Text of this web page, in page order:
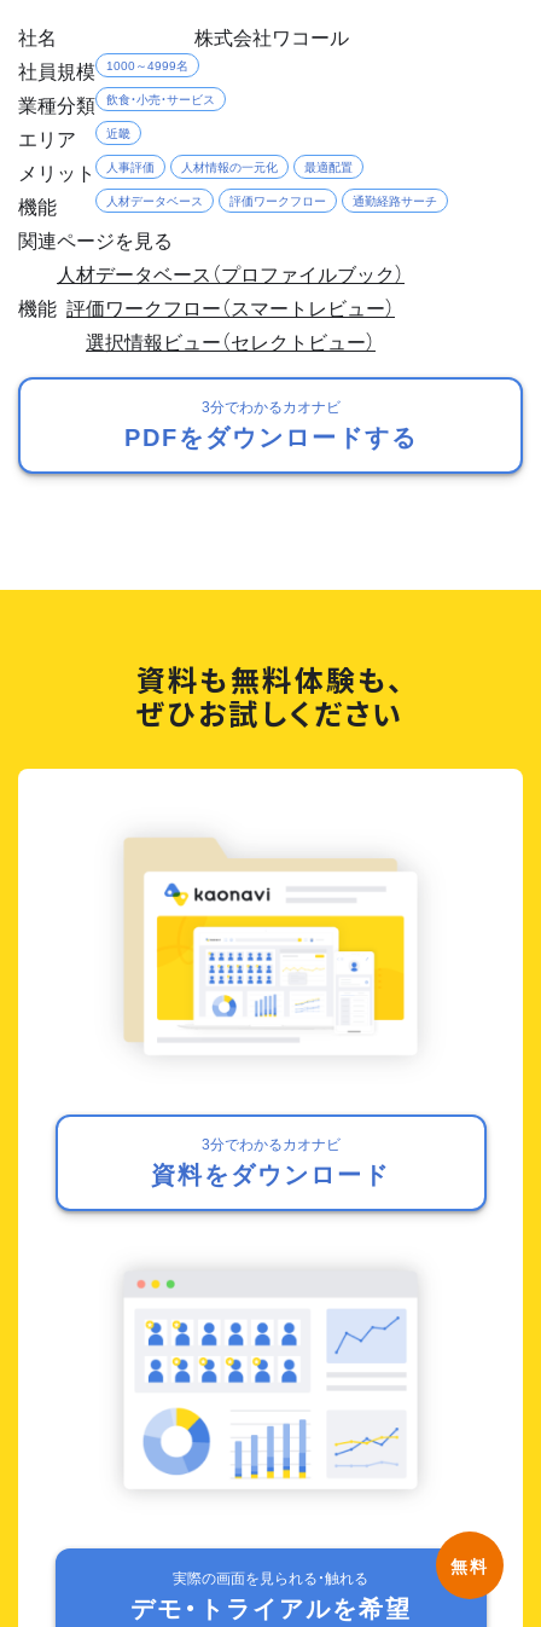
社名
株式会社ワコール
社員規模
1000～4999名
業種分類 飲食・小売・サービス
エリア 近畿
メリット 人事評価 人材情報の一元化 最適配置
機能 人材データベース 評価ワークフロー 通勤経路サーチ
関連ページを見る
機能
人材データベース（プロファイルブック）
評価ワークフロー（スマートレビュー）
選択情報ビュー（セレクトビュー）
3分でわかるカオナビ
PDFをダウンロードする
資料も無料体験も、
ぜひお試しください
3分でわかるカオナビ
資料をダウンロード
実際の画面を見られる・触れる
デモ・トライアルを希望